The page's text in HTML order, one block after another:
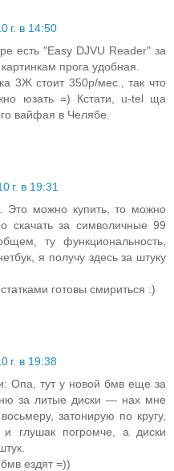
г. в 14:50
есть "Easy DJVU Reader" за
прога удобная.
3Ж стоит 350р/мес., так что
юзать =) Кстати, u-tel ща
вайфая в Челябе.
г. в 19:31
Это можно купить, то можно
скачать за символичные 99
ту функциональность,
я получу здесь за штуку
готовы смириться :)
г. в 19:38
Опа, тут у новой бмв еще за
за литые диски — нах мне
затонирую по кругу,
и глушак погромче, а диски
ездят =))